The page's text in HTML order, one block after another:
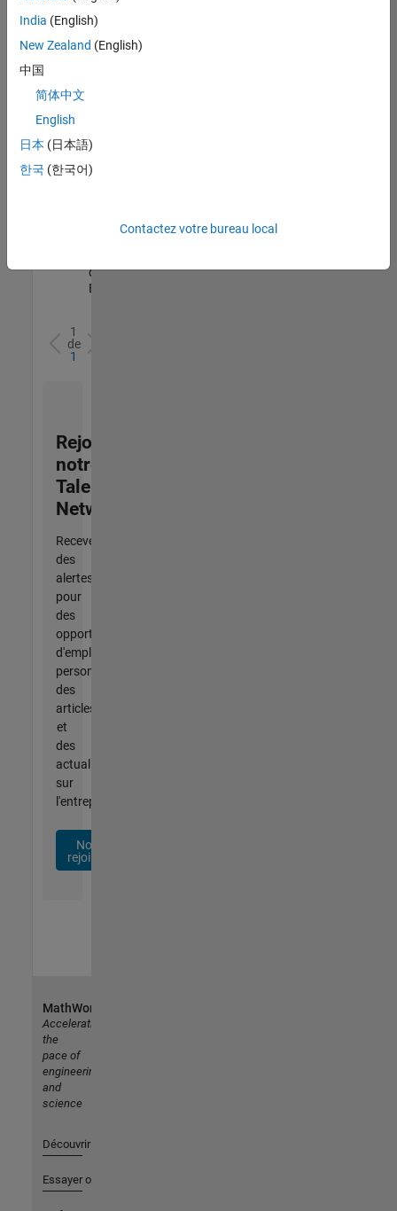
l’ensemble
des
opportunités
votre
région.
Senior Software Quality Engineer
Senior
Engineer
qualité |
Expérimenté(e)
1
de
1
Rejoignez
notre
Talent
Network
Recevez
des
alertes
pour
des
opportunités
d'emploi
personnalisées,
des
articles
et
des
actualités
sur
l'entreprise.
Nous
rejoindre
India (English)
New Zealand (English)
中国
简体中文
English
日本 (日本語)
한국 (한국어)
Contactez votre bureau local
MathWorks
Accelerating
the
pace of
engineering
and
science
Découvrir les produits
Essayer ou acheter